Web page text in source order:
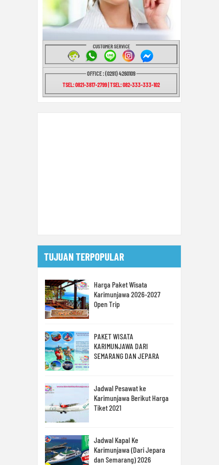
CUSTOMER SERVICE
OFFICE : (0291) 4260109
TSEL: 0821-3817-2799 | TSEL: 082-333-333-102
TUJUAN TERPOPULAR
Harga Paket Wisata
Karimunjawa 2026-2027
Open Trip
PAKET WISATA
KARIMUNJAWA DARI
SEMARANG DAN JEPARA
Jadwal Pesawat ke
Karimunjawa Berikut Harga
Tiket 2021
Jadwal Kapal Ke
Karimunjawa (Dari Jepara
dan Semarang) 2026